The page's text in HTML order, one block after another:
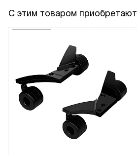
С этим товаром приобретают